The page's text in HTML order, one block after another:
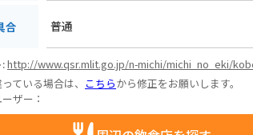
合 普通
http://www.qsr.mlit.go.jp/n-michi/michi_no_eki/
ている場合は、 こちらから修正をお願いします。
ザー：